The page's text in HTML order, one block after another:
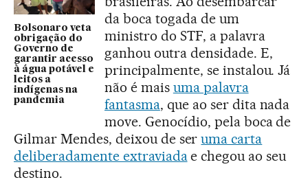
Bolsonaro veta
obrigação do
Governo de
garantir acesso
à água potável e
leitos a
indígenas na
pandemia
da boca togada de um
ministro do STF, a palavra
ganhou outra densidade. E,
principalmente, se instalou. Já
não é mais uma palavra
fantasma, que ao ser dita nada
move. Genocídio, pela boca de
Gilmar Mendes, deixou de seruma carta
deliberadamente extraviadae chegou ao seu
destino.